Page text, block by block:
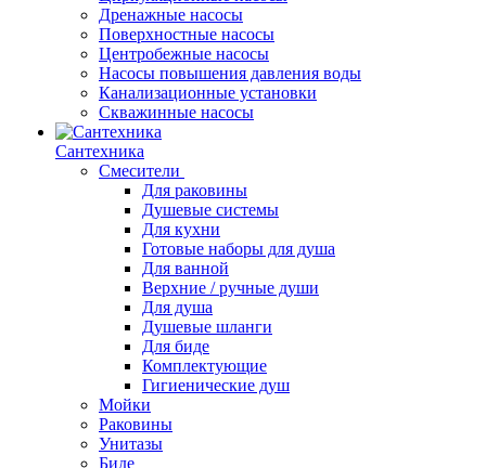
Дренажные насосы
Поверхностные насосы
Центробежные насосы
Насосы повышения давления воды
Канализационные установки
Скважинные насосы
Сантехника
Смесители
Для раковины
Душевые системы
Для кухни
Готовые наборы для душа
Для ванной
Верхние / ручные души
Для душа
Душевые шланги
Для биде
Комплектующие
Гигиенические душ
Мойки
Раковины
Унитазы
Биде